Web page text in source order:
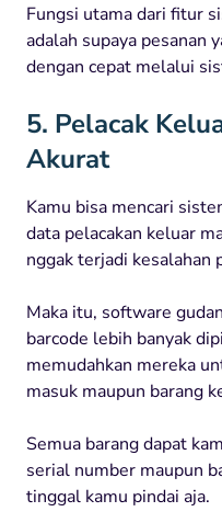
Fungsi utama dari fitur
adalah supaya pesanan
dengan cepat melalui
5. Pelacak
Akurat
Kamu bisa mencari
data pelacakan keluar
nggakterjadi kesalahan
Maka itu, software
barcode lebih banyak
memudahkan mereka
masuk maupun barang
Semua barangdapat
serial number maupun
tinggal kamu pindai aja.